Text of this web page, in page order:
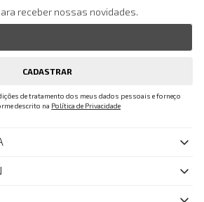
receber nossas novidades.
CADASTRAR
de tratamento dos meus dados pessoais e forneço
descrito na Política de Privacidade